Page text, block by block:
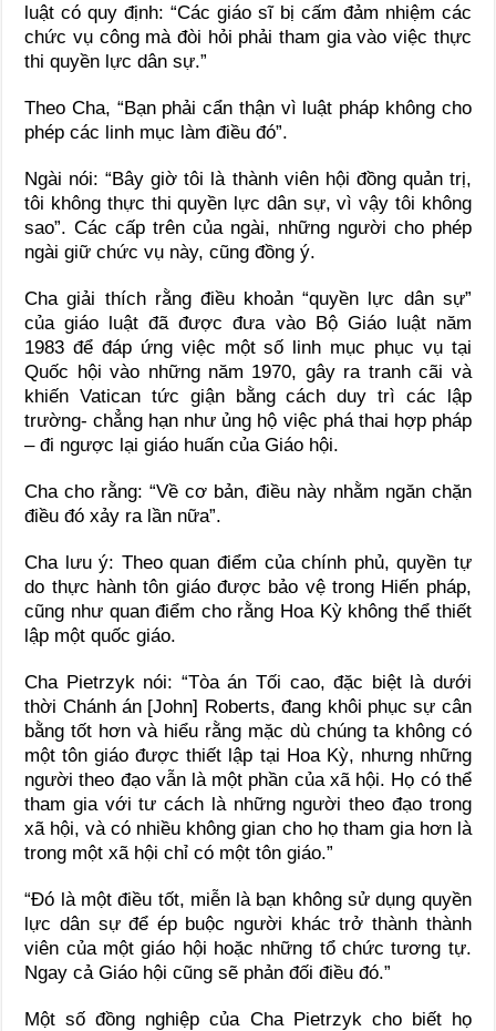
luật có quy định: “Các giáo sĩ bị cấm đảm nhiệm các
chức vụ công mà đòi hỏi phải tham gia vào việc thực
thi quyền lực dân sự.”
Theo Cha, “Bạn phải cẩn thận vì luật pháp không cho
phép các linh mục làm điều đó”.
Ngài nói: “Bây giờ tôi là thành viên hội đồng quản trị,
tôi không thực thi quyền lực dân sự, vì vậy tôi không
sao”. Các cấp trên của ngài, những người cho phép
ngài giữ chức vụ này, cũng đồng ý.
Cha giải thích rằng điều khoản “quyền lực dân sự”
của giáo luật đã được đưa vào Bộ Giáo luật năm
1983 để đáp ứng việc một số linh mục phục vụ tại
Quốc hội vào những năm 1970, gây ra tranh cãi và
khiến Vatican tức giận bằng cách duy trì các lập
trường- chẳng hạn như ủng hộ việc phá thai hợp pháp
– đi ngược lại giáo huấn của Giáo hội.
Cha cho rằng: “Về cơ bản, điều này nhằm ngăn chặn
điều đó xảy ra lần nữa”.
Cha lưu ý: Theo quan điểm của chính phủ, quyền tự
do thực hành tôn giáo được bảo vệ trong Hiến pháp,
cũng như quan điểm cho rằng Hoa Kỳ không thể thiết
lập một quốc giáo.
Cha Pietrzyk nói: “Tòa án Tối cao, đặc biệt là dưới
thời Chánh án [John] Roberts, đang khôi phục sự cân
bằng tốt hơn và hiểu rằng mặc dù chúng ta không có
một tôn giáo được thiết lập tại Hoa Kỳ, nhưng những
người theo đạo vẫn là một phần của xã hội. Họ có thể
tham gia với tư cách là những người theo đạo trong
xã hội, và có nhiều không gian cho họ tham gia hơn là
trong một xã hội chỉ có một tôn giáo.”
“Đó là một điều tốt, miễn là bạn không sử dụng quyền
lực dân sự để ép buộc người khác trở thành thành
viên của một giáo hội hoặc những tổ chức tương tự.
Ngay cả Giáo hội cũng sẽ phản đối điều đó.”
Một số đồng nghiệp của Cha Pietrzyk cho biết họ